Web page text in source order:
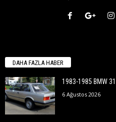
DAHA FAZLA HABER
1983-1985 BMW
6 Ağustos 2026